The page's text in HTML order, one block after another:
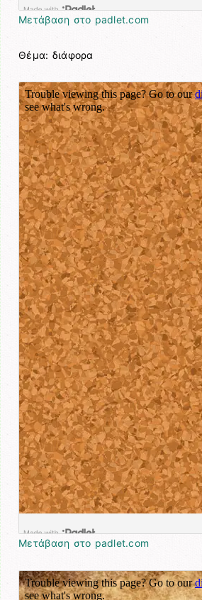
Μετάβαση στο padlet.com
Θέμα: διάφορα
Μετάβαση στο padlet.com